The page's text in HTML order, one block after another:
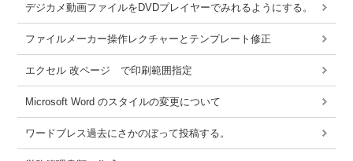
デジカメ動画ファイルをDVDプレイヤーでみれるようにする。
ファイルメーカー操作レクチャーとテンプレート修正
エクセル 改ページ で印刷範囲指定
Microsoft Word のスタイルの変更について
ワードブレス過去にさかのぼって投稿する。